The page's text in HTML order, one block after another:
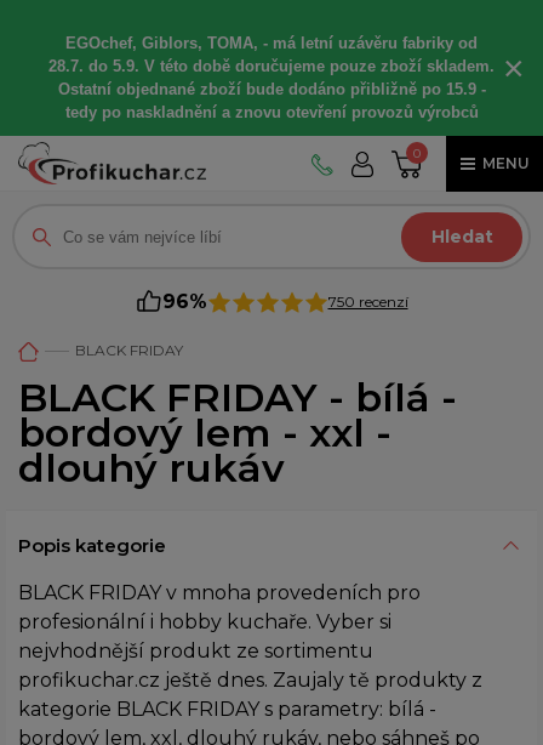
EGOchef, Giblors, TOMA, - má letní uzávěru fabriky od
28.7. do 5.9. V této době doručujeme pouze zboží skladem.
Ostatní objednané zboží bude dodáno přibližně po 15.9 -
tedy po naskladnění a znovu otevření provozů výrobců
×
0
MENU
Hledat
96% 750 recenzí
BLACK FRIDAY
BLACK FRIDAY - bílá -
bordový lem - xxl -
dlouhý rukáv
Popis kategorie
BLACK FRIDAY v mnoha provedeních pro
profesionální i hobby kuchaře. Vyber si
nejvhodnější produkt ze sortimentu
profikuchar.cz ještě dnes. Zaujaly tě produkty z
kategorie BLACK FRIDAY s parametry: bílá -
bordový lem, xxl, dlouhý rukáv, nebo sáhneš po